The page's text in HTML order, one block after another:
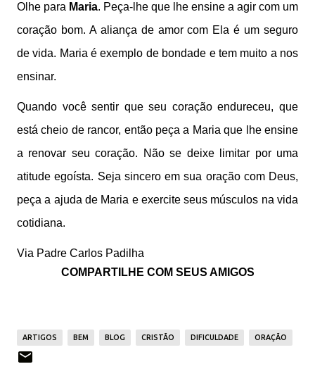
Olhe para Maria. Peça-lhe que lhe ensine a agir com um
coração bom. A aliança de amor com Ela é um seguro
de vida. Maria é exemplo de bondade e tem muito a nos
ensinar.
Quando você sentir que seu coração endureceu, que
está cheio de rancor, então peça a Maria que lhe ensine
a renovar seu coração. Não se deixe limitar por uma
atitude egoísta. Seja sincero em sua oração com Deus,
peça a ajuda de Maria e exercite seus músculos na vida
cotidiana.
Via Padre Carlos Padilha
COMPARTILHE COM SEUS AMIGOS
ARTIGOS BEM BLOG CRISTÃO DIFICULDADE ORAÇÃO